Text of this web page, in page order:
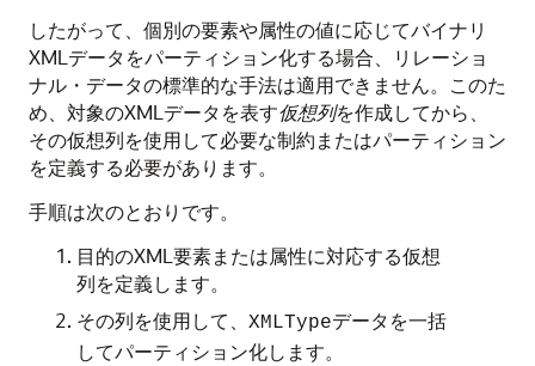
したがって、個別の要素や属性の値に応じてバイナリ
XMLデータをパーティション化する場合、リレーショ
ナル・データの標準的な手法は適用できません。このた
め、対象のXMLデータを表す仮想列を作成してから、
その仮想列を使用して必要な制約またはパーティション
を定義する必要があります。
手順は次のとおりです。
目的のXML要素または属性に対応する仮想
列を定義します。
その列を使用して、 XMLTypeデータを一括
してパーティション化します。